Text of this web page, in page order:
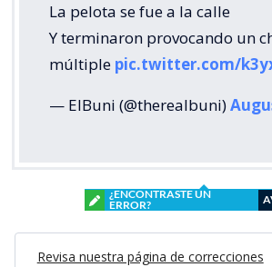
La pelota se fue a la calle
Y terminaron provocando un
múltiple pic.twitter.com/
— ElBuni (@therealbuni)
¿ENCONTRASTE UN
ERROR?
Revisa nuestra página de correcciones